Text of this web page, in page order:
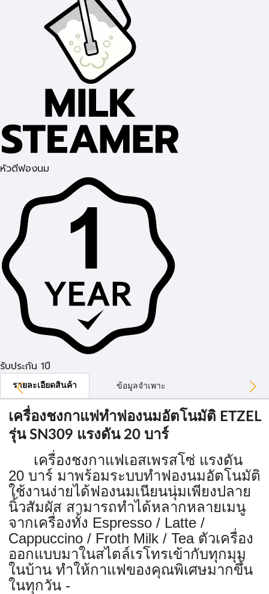
หัวตีฟองนม
รับประกัน 1ปี
รายละเอียดสินค้า ข้อมูลจำเพาะ
เครื่องชงกาแฟทำฟองนมอัตโนมัติ ETZEL
รุ่น SN309 แรงดัน 20 บาร์
เครื่องชงกาแฟเอสเพรสโซ่ แรงดัน
20 บาร์ มาพร้อมระบบทำฟองนมอัตโนมัติ
ใช้งานง่ายได้ฟองนมเนียนนุ่มเพียงปลาย
นิ้วสัมผัส สามารถทำได้หลากหลายเมนู
จากเครื่องทั้ง Espresso / Latte /
Cappuccino / Froth Milk / Tea ตัวเครื่อง
ออกแบบมาในสไตล์เรโทรเข้ากับทุกมุม
ในบ้าน ทำให้กาแฟของคุณพิเศษมากขึ้น
ในทุกวัน -